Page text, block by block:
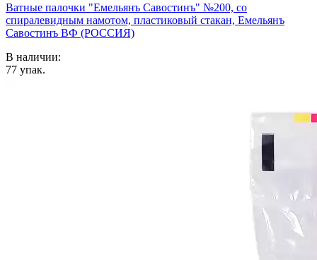
Ватные палочки "Емельянъ Савостинъ" №200, со
спиралевидным намотом, пластиковый стакан, Емельянъ
Савостинъ ВФ (РОССИЯ)
В наличии:
77 упак.